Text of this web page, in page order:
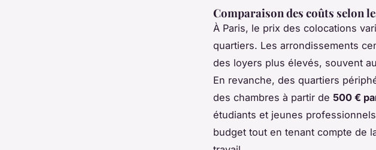
Comparaison des coûts selon
À Paris, le prix des colocations
quartiers. Les arrondissements
des loyers plus élevés, souvent
En revanche, des quartiers
des chambres à partir de 500 €
étudiants et jeunes
budget tout en tenant compte de